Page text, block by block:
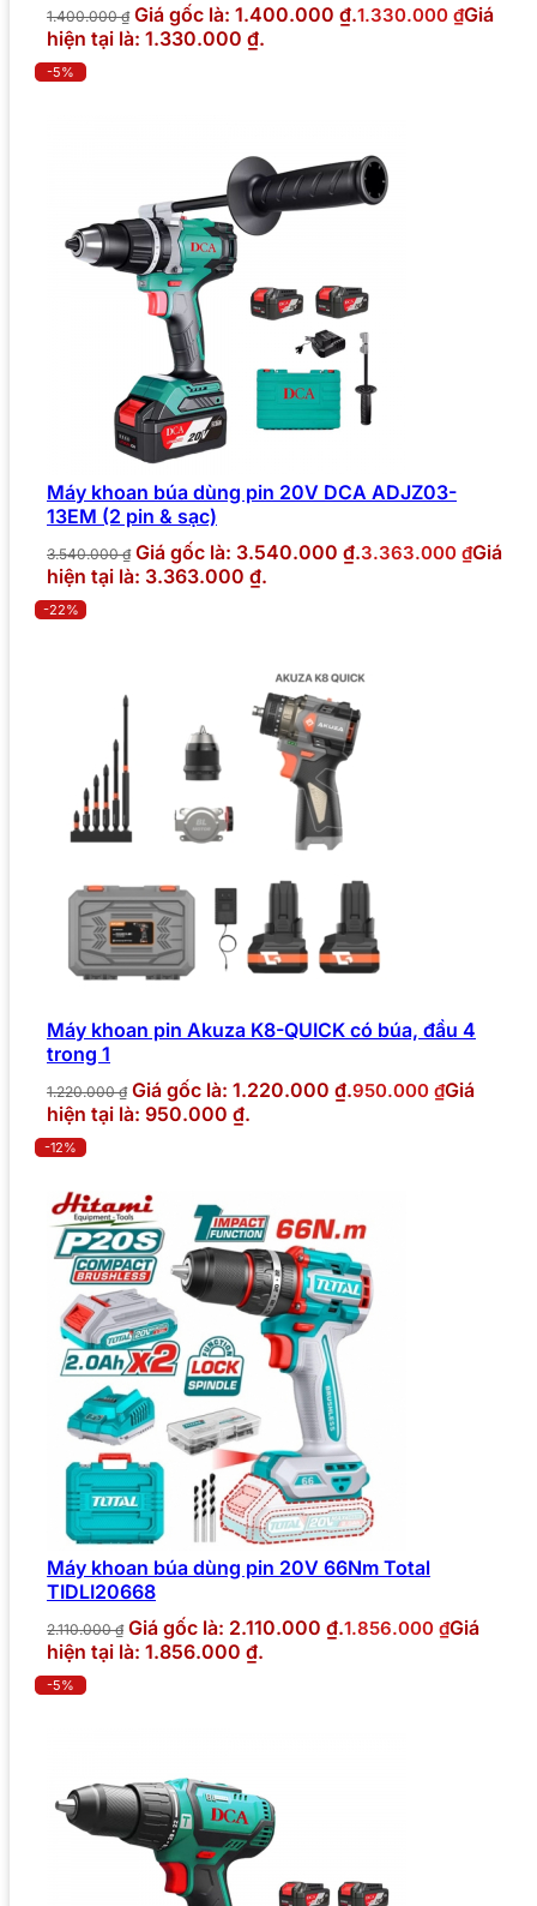
1.400.000₫ Giá gốc là: 1.400.000 ₫.1.330.000 ₫Giá
hiện tại là: 1.330.000 ₫.
-5%
Máy khoan búa dùng pin 20V DCA ADJZ03-
13EM (2 pin & sạc)
3.540.000₫ Giá gốc là: 3.540.000 ₫.3.363.000 ₫Giá
hiện tại là: 3.363.000 ₫.
-22%
Máy khoan pin Akuza K8-QUICK có búa, đầu 4
trong 1
1.220.000₫ Giá gốc là: 1.220.000 ₫.950.000 ₫Giá
hiện tại là: 950.000 ₫.
-12%
Máy khoan búa dùng pin 20V 66Nm Total
TIDLI20668
2.110.000₫ Giá gốc là: 2.110.000 ₫.1.856.000 ₫Giá
hiện tại là: 1.856.000 ₫.
-5%